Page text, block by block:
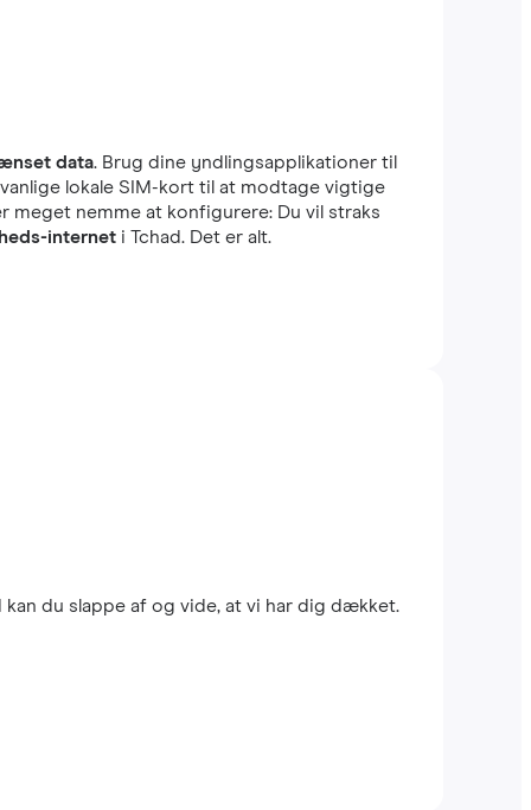
data. Brug dine yndlingsapplikationer til
lokale SIM-kort til at modtage vigtige
meget nemme at konfigurere: Du vil straks
internet i Tchad. Det er alt.
du slappe af og vide, at vi har dig dækket.